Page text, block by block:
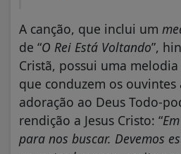
A canção, que inclui um
de “O Rei Está Voltando”,
Cristã, possui uma
que conduzem os ouvintes
adoração ao Deus Todo-
rendição a Jesus Cristo: “
para nos buscar. Devemos